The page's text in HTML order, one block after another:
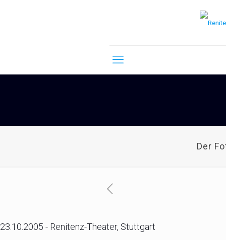
Der
23.10.2005 - Renitenz-Theater, Stuttgart